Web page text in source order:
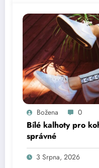
Božena 0
Bílé kalhoty pro
správné
3 Srpna, 2026